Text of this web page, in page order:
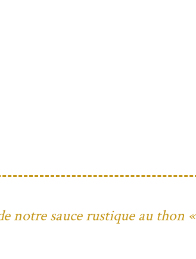
notre sauce rustique au thon «